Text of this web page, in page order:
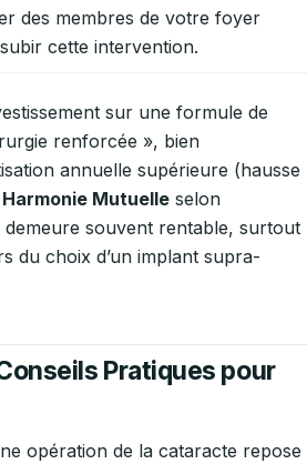
des membres de votre foyer
cette intervention.
sur une formule de
renforcée », bien
annuelle supérieure (hausse
Harmonie Mutuelle selon
demeure souvent rentable, surtout
du choix d’un implant supra-
Pratiques pour
opération de la cataracte repose